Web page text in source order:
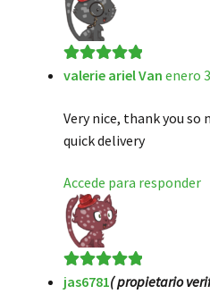
Valorado en5
valerie ariel Van enero
Very nice, thank you so
quick delivery
Accede para responder
Valorado en5
jas6781( propietario